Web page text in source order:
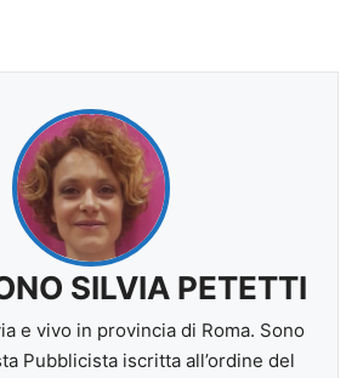
SILVIA PETETTI
e vivo in provincia di Roma. Sono
Pubblicista iscritta all’ordine del